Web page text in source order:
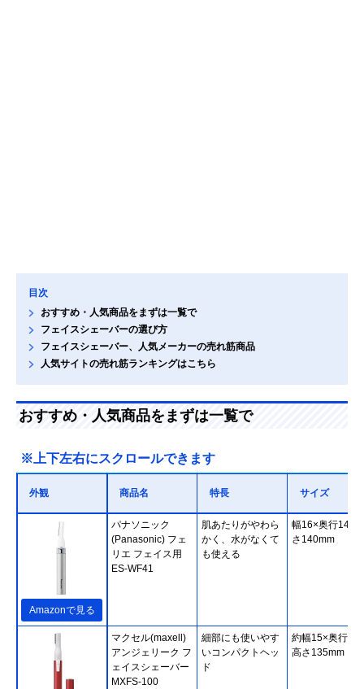
目次
おすすめ・人気商品をまずは一覧で
フェイスシェーバーの選び方
フェイスシェーバー、人気メーカーの売れ筋商品
人気サイトの売れ筋ランキングはこちら
おすすめ・人気商品をまずは一覧で
※上下左右にスクロールできます
外観 商品名 特長 サイズ
Amazonで見る
パナソニック
(Panasonic) フェ
リエ フェイス用
ES-WF41
肌あたりがやわら
かく、水がなくて
も使える
幅16×奥行14×高
さ140mm
マクセル(maxell)
アンジェリーク フ
ェイスシェーバー
MXFS-100
細部にも使いやす
いコンパクトヘッ
ド
約幅15×奥行14×
高さ135mm